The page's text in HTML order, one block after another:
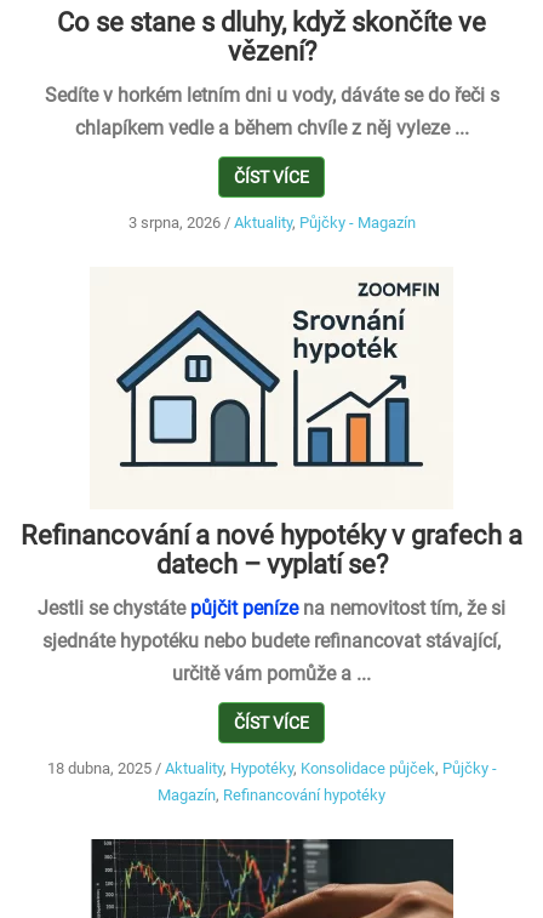
Co se stane s dluhy, když skončíte ve
vězení?
Sedíte v horkém letním dni u vody, dáváte se do řeči s
chlapíkem vedle a během chvíle z něj vyleze ...
ČÍST VÍCE
3 srpna, 2026/ Aktuality, Půjčky - Magazín
Refinancování a nové hypotéky v grafech a
datech – vyplatí se?
Jestli se chystáte půjčit penízena nemovitost tím, že si
sjednáte hypotéku nebo budete refinancovat stávající,
určitě vám pomůže a ...
ČÍST VÍCE
18 dubna, 2025/ Aktuality, Hypotéky, Konsolidace půjček, Půjčky -
Magazín, Refinancování hypotéky